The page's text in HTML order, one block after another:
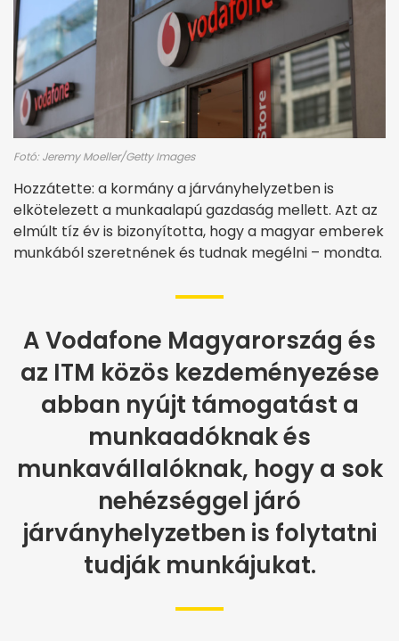
Fotó: Jeremy Moeller/Getty Images
Hozzátette: a kormány a járványhelyzetben is
elkötelezett a munkaalapú gazdaság mellett. Azt az
elmúlt tíz év is bizonyította, hogy a magyar emberek
munkából szeretnének és tudnak megélni – mondta.
A Vodafone Magyarország és
az ITM közös kezdeményezése
abban nyújt támogatást a
munkaadóknak és
munkavállalóknak, hogy a sok
nehézséggel járó
járványhelyzetben is folytatni
tudják munkájukat.